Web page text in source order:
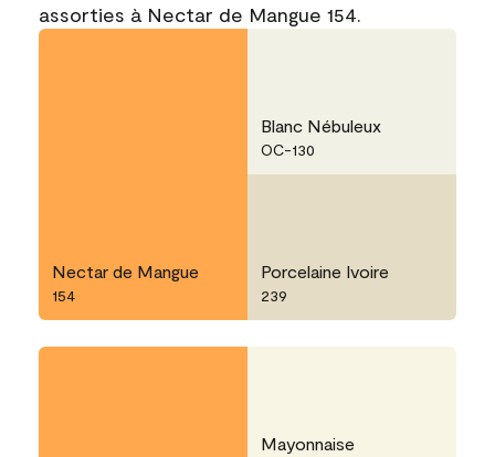
assorties à Nectar de Mangue 154.
Nectar de Mangue
154
Blanc Nébuleux
OC-130
Porcelaine Ivoire
239
Mayonnaise